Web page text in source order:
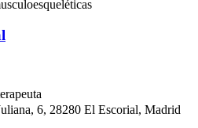
6, 28280 El Escorial, Madrid